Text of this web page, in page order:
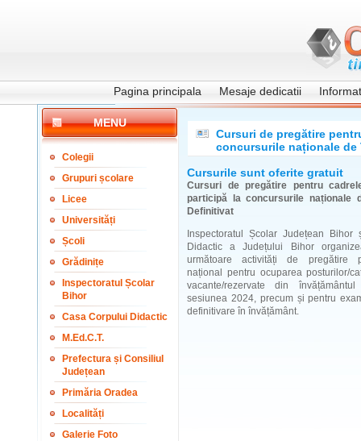
Pagina principala Mesaje dedicatii
MENU
Colegii
Grupuri școlare
Licee
Universități
Școli
Grădinițe
Inspectoratul Școlar
Bihor
Casa Corpului Didactic
M.Ed.C.T.
Prefectura și Consiliul
Județean
Primăria Oradea
Localități
Galerie Foto
Cursuri de pregătire
concursurile naționale
Cursurile sunt oferite gratuit
Cursuri de pregătire pentru
participă la concursurile naționale
Definitivat
Inspectoratul Școlar Județean
Didactic a Județului Bihor
următoare activități de pregătire
național pentru ocuparea posturilor/
vacante/rezervate din
sesiunea 2024, precum și pentru
definitivare în învățământ.